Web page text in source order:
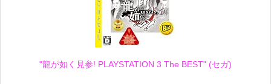
"龍が如く見参! PLAYSTATION 3 The BEST" (セガ)